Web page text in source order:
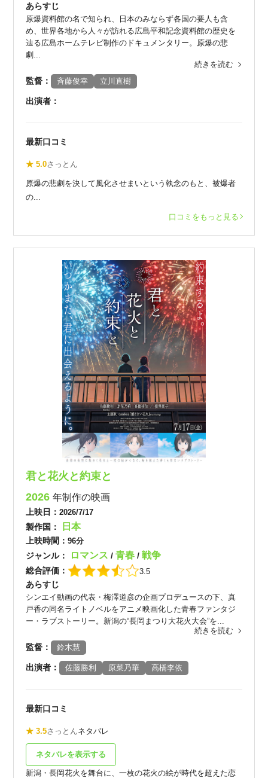
あらすじ
原爆資料館の名で知られ、日本のみならず各国の要人も含
め、世界各地から人々が訪れる広島平和記念資料館の歴史を
辿る広島ホームテレビ制作のドキュメンタリー。原爆の悲
劇...
続きを読む
監督： 斉藤俊幸 立川直樹
出演者：
最新口コミ
★ 5.0さっとん
原爆の悲劇を決して風化させまいという執念のもと、被爆者
の...
口コミをもっと見る
君と花火と約束と
2026年制作の映画
上映日：2026/7/17
製作国： 日本
上映時間：96分
ジャンル： ロマンス/青春/戦争
総合評価： 3.5
あらすじ
シンエイ動画の代表・梅澤道彦の企画プロデュースの下、真
戸香の同名ライトノベルをアニメ映画化した青春ファンタジ
ー・ラブストーリー。新潟の“長岡まつり大花火大会”を...
続きを読む
監督： 鈴木慧
出演者： 佐藤勝利 原菜乃華 高橋李依
最新口コミ
★ 3.5さっとんネタバレ
ネタバレを表示する
新潟・長岡花火を舞台に、一枚の花火の絵が時代を超えた恋